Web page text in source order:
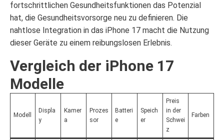
fortschrittlichen Gesundheitsfunktionen das Potenzial
hat, die Gesundheitsvorsorge neu zu definieren. Die
nahtlose Integration in das iPhone 17 macht die Nutzung
dieser Geräte zu einem reibungslosen Erlebnis.
Vergleich der iPhone 17
Modelle
Modell
Displa
y
Kamer
a
Prozes
sor
Batteri
e
Speich
er
Preis
in der
Schwei
z
Farben